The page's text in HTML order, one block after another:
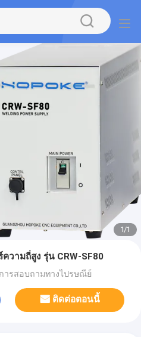
1/1
ความถี่สูง รุ่น CRW-SF80
การสอบถามทางไปรษณีย์
ติดต่อตอนนี้